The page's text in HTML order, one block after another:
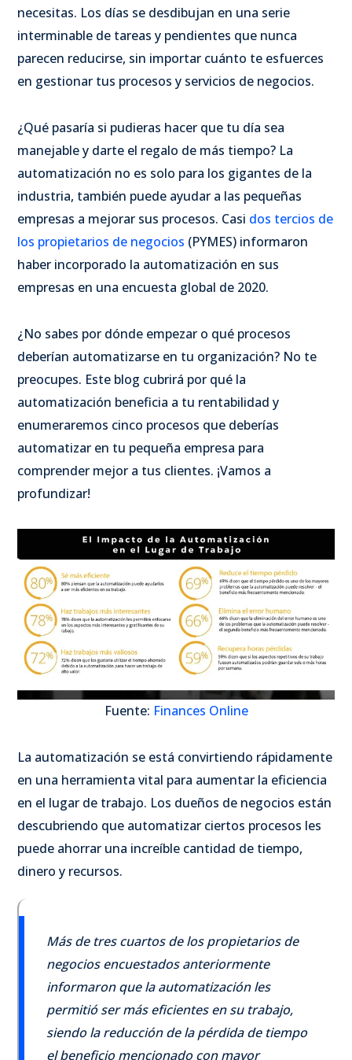
necesitas. Los días se desdibujan en una serie
interminable de tareas y pendientes que nunca
parecen reducirse, sin importar cuánto te esfuerces
en gestionar tus procesos y servicios de negocios.
¿Qué pasaría si pudieras hacer que tu día sea
manejable y darte el regalo de más tiempo? La
automatización no es solo para los gigantes de la
industria, también puede ayudar a las pequeñas
empresas a mejorar sus procesos. Casi dos tercios de
los propietarios de negocios (PYMES) informaron
haber incorporado la automatización en sus
empresas en una encuesta global de 2020.
¿No sabes por dónde empezar o qué procesos
deberían automatizarse en tu organización? No te
preocupes. Este blog cubrirá por qué la
automatización beneficia a tu rentabilidad y
enumeraremos cinco procesos que deberías
automatizar en tu pequeña empresa para
comprender mejor a tus clientes. ¡Vamos a
profundizar!
Fuente: Finances Online
La automatización se está convirtiendo rápidamente
en una herramienta vital para aumentar la eficiencia
en el lugar de trabajo. Los dueños de negocios están
descubriendo que automatizar ciertos procesos les
puede ahorrar una increíble cantidad de tiempo,
dinero y recursos.
Más de tres cuartos de los propietarios de
negocios encuestados anteriormente
informaron que la automatización les
permitió ser más eficientes en su trabajo,
siendo la reducción de la pérdida de tiempo
el beneficio mencionado con mayor